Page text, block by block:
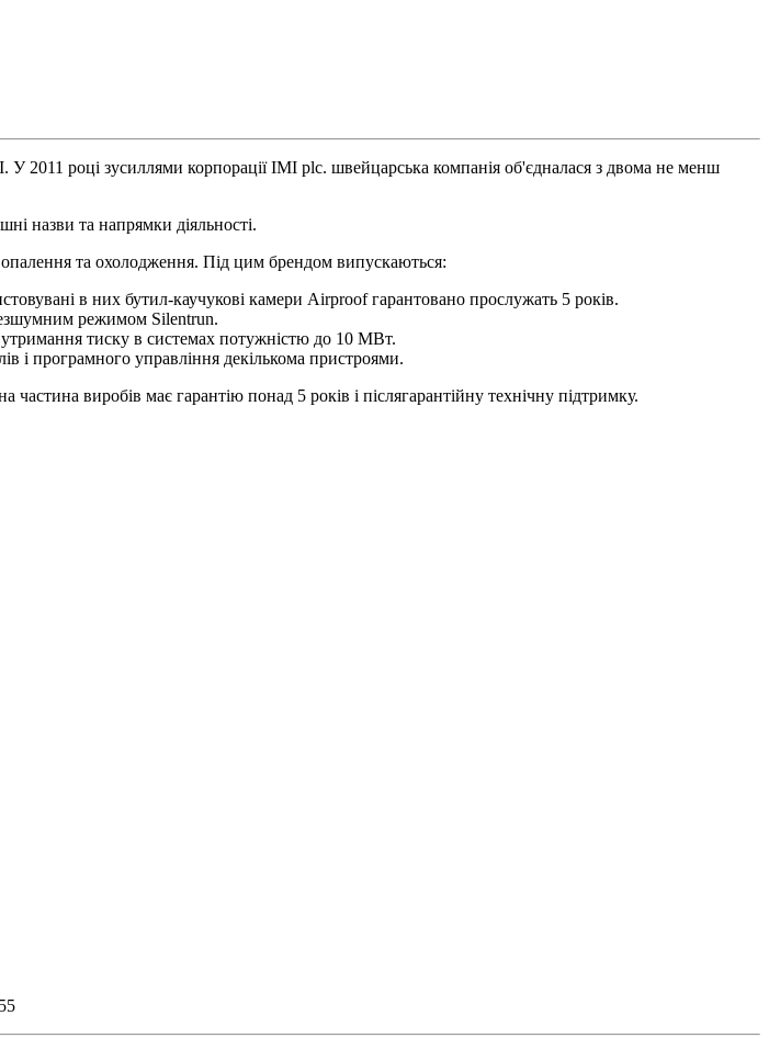
2011 році зусиллями корпорації IMI plc. швейцарська компанія об'єдналася з двома не менш
назви та напрямки діяльності.
та охолодження. Під цим брендом випускаються:
в них бутил-каучукові камери Airproof гарантовано прослужать 5 років.
режимом Silentrun.
тиску в системах потужністю до 10 МВт.
і програмного управління декількома пристроями.
виробів має гарантію понад 5 років і післягарантійну технічну підтримку.